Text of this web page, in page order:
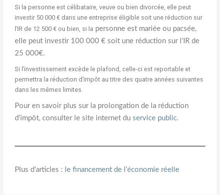
Si la personne est célibataire, veuve ou bien divorcée, elle peut
investir 50 000 € dans une entreprise éligible soit une réduction sur
l’IR de 12 500 € ou bien, si la personne est mariée ou pacsée,
elle peut investir 100 000 € soit une réduction sur l’IR de
25 000€.
Si l’investissement excède le plafond, celle-ci est reportable et
permettra la réduction d’impôt au titre des quatre années suivantes
dans les mêmes limites.
Pour en savoir plus sur la prolongation de la réduction
d’impôt, consulter le site internet du service public.
Plus d’articles : le financement de l’économie réelle